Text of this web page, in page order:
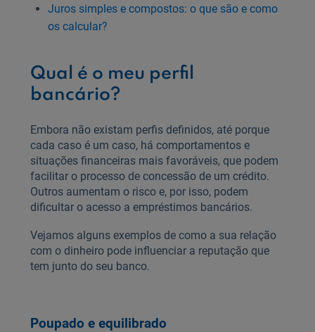
Juros simples e compostos: o que são e como
os calcular?
Qual é o meu perfil
bancário?
Embora não existam perfis definidos, até porque
cada caso é um caso, há comportamentos e
situações financeiras mais favoráveis, que podem
facilitar o processo de concessão de um crédito.
Outros aumentam o risco e, por isso, podem
dificultar o acesso a empréstimos bancários.
Vejamos alguns exemplos de como a sua relação
com o dinheiro pode influenciar a reputação que
tem junto do seu banco.
Poupado e equilibrado